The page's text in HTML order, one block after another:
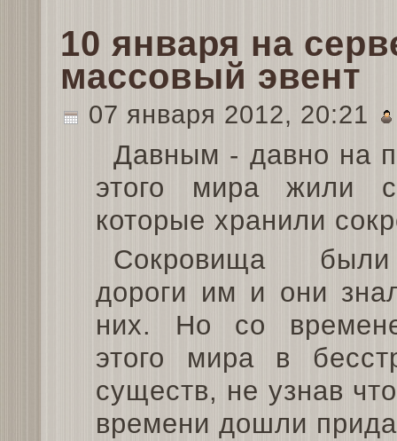
10 января на
массовый эвент
07 января 2012, 20:21
Давным - давно на
этого мира жили
которые хранили
Сокровища
дороги им и они
них. Но со
этого мира в
существ, не узнав
времени дошли